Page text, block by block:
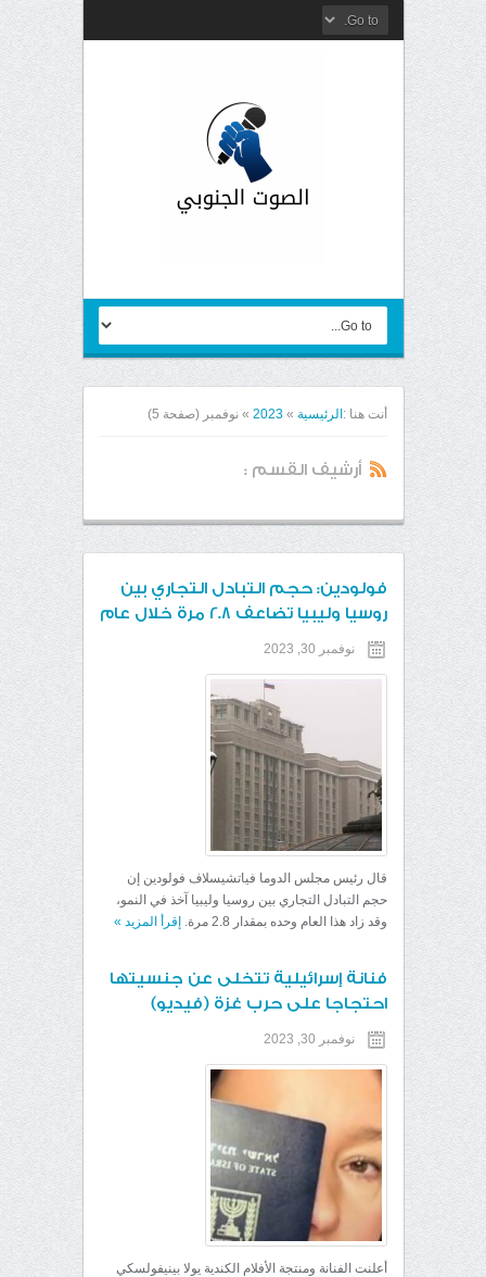
أنت هنا : الرئيسية »
2023
» نوفمبر (صفحة 5)
أرشيف القسم :
فولودين: حجم التبادل التجاري بين
روسيا وليبيا تضاعف 2.8 مرة خلال عام
نوفمبر 30, 2023
قال رئيس مجلس الدوما فياتشيسلاف فولودين إن
حجم التبادل التجاري بين روسيا وليبيا آخذ في النمو،
وقد زاد هذا العام وحده بمقدار 2.8 مرة.
إقرأ المزيد »
فنانة إسرائيلية تتخلى عن جنسيتها
احتجاجا على حرب غزة (فيديو)
نوفمبر 30, 2023
أعلنت الفنانة ومنتجة الأفلام الكندية يولا بينيفولسكي